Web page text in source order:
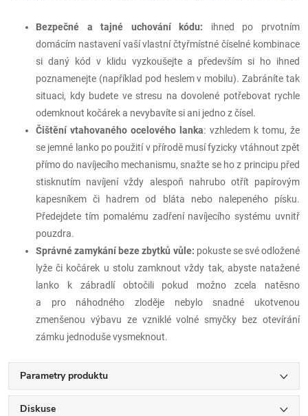
Bezpečné a tajné uchování kódu: ihned po prvotním
domácím nastavení vaší vlastní čtyřmístné číselné kombinace
si daný kód v klidu vyzkoušejte a především si ho ihned
poznamenejte (například pod heslem v mobilu). Zabráníte tak
situaci, kdy budete ve stresu na dovolené potřebovat rychle
odemknout kočárek a nevybavíte si ani jedno z čísel.
Čištění vtahovaného ocelového lanka: vzhledem k tomu, že
se jemné lanko po použití v přírodě musí fyzicky vtáhnout zpět
přímo do navíjecího mechanismu, snažte se ho z principu před
stisknutím navíjení vždy alespoň nahrubo otřít papírovým
kapesníkem či hadrem od bláta nebo nalepeného písku.
Předejdete tím pomalému zadření navíjecího systému uvnitř
pouzdra.
Správné zamykání beze zbytků vůle: pokuste se své odložené
lyže či kočárek u stolu zamknout vždy tak, abyste natažené
lanko k zábradlí obtočili pokud možno zcela natěsno
a pro náhodného zloděje nebylo snadné ukotvenou
zmenšenou výbavu ze vzniklé volné smyčky bez otevírání
zámku jednoduše vysmeknout.
Parametry produktu
Diskuse